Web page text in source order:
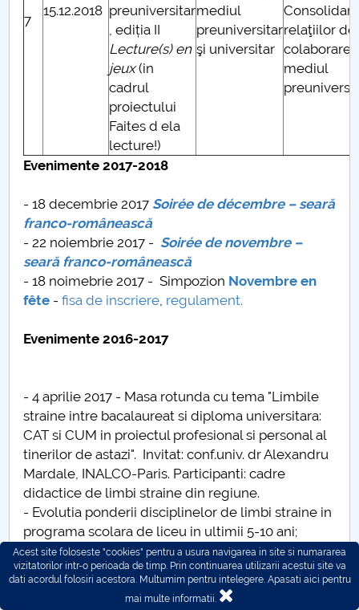
7
15.12.2018 preuniversitar
, ediția II
Lecture(s) en
jeux(in
cadrul
proiectului
Faites d ela
lecture!)
mediul
preuniversitar
şi universitar
relaţiilor de
colaborare
mediul
Evenimente 2017-2018
- 18 decembrie 2017 Soirée de décembre – seară
franco-românească
- 22 noiembrie 2017 - Soirée de novembre –
seară franco-românească
- 18 noimebrie 2017 - Simpozion Novembre en
fête -fisa de inscriere, regulament.
Evenimente 2016-2017
- 4 aprilie 2017 - Masa rotunda cu tema "Limbile
straine intre bacalaureat si diploma universitara:
CAT si CUM in proiectul profesional si personal al
tinerilor de astazi". Invitat: conf.univ. dr Alexandru
Mardale, INALCO-Paris. Participanti: cadre
didactice de limbi straine din regiune.
- Evolutia ponderii disciplinelor de limbi straine in
programa scolara de liceu in ultimii 5-10 ani;
- Modalitati de evaluare si certificare in domeniul
limbilor straine in perioada studiilor pre-
Acest site foloseste "cookies" pentru a usura navigarea in site si numararea
vizitatorilor intr-o perioada de timp. Prin continuarea utilizarii acestui site va
dati acordul folosiri acestora. Multumim pentru intelegere. Apasati aici pentru
mai multe informatii.